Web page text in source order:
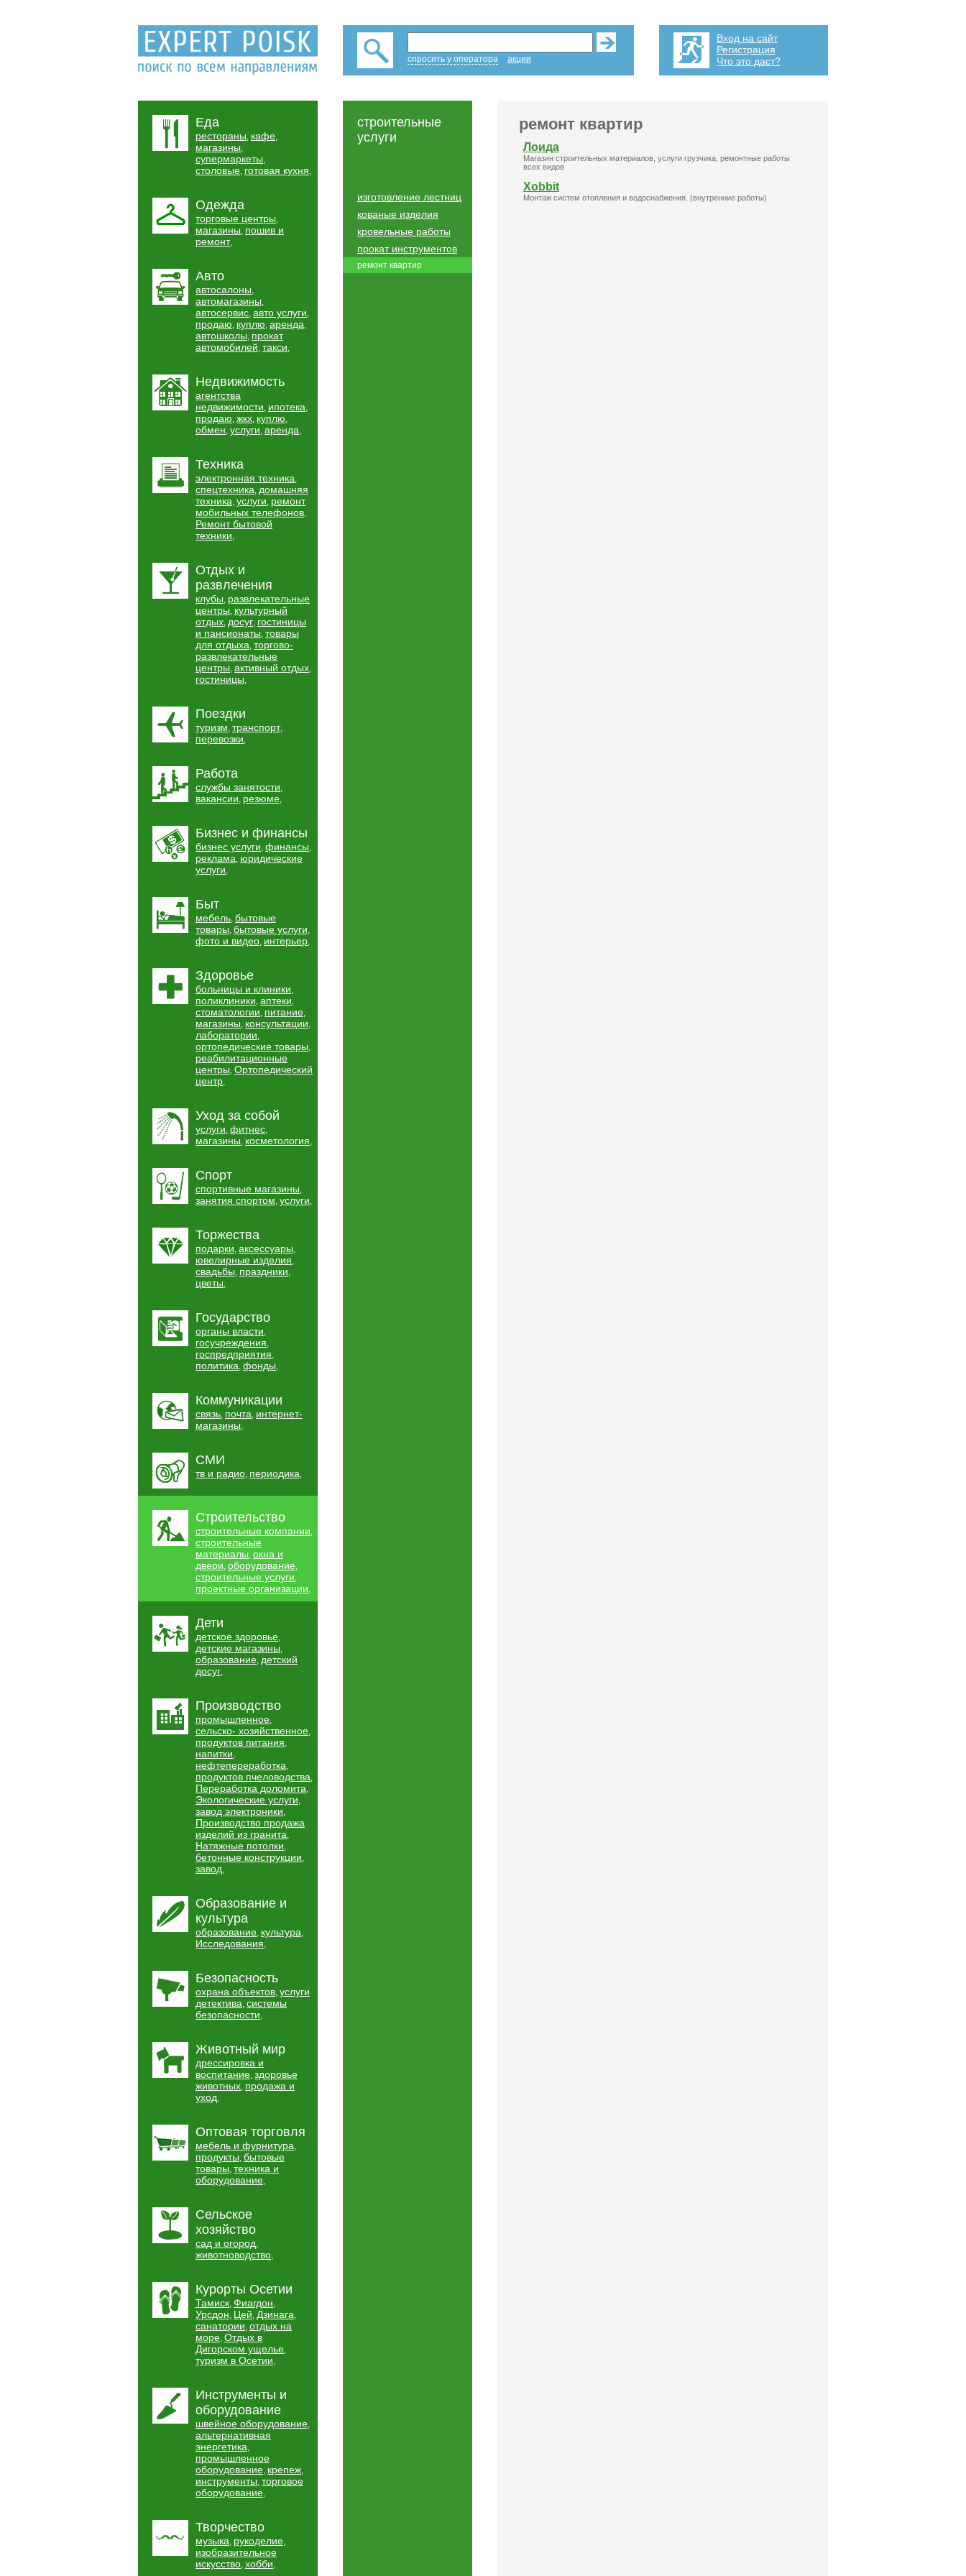
спросить у оператора акции
Вход на сайт
Регистрация
Что это даст?
Еда
рестораны, кафе,
магазины,
супермаркеты,
столовые, готовая кухня,
Одежда
торговые центры,
магазины, пошив и
ремонт,
Авто
автосалоны,
автомагазины,
автосервис, авто услуги,
продаю, куплю, аренда,
автошколы, прокат
автомобилей, такси,
Недвижимость
агентства
недвижимости, ипотека,
продаю, жкх, куплю,
обмен, услуги, аренда,
Техника
электронная техника,
спецтехника, домашняя
техника, услуги, ремонт
мобильных телефонов,
Ремонт бытовой
техники,
Отдых и
развлечения
клубы, развлекательные
центры, культурный
отдых, досуг, гостиницы
и пансионаты, товары
для отдыха, торгово-
развлекательные
центры, активный отдых,
гостиницы,
Поездки
туризм, транспорт,
перевозки,
Работа
службы занятости,
вакансии, резюме,
Бизнес и финансы
бизнес услуги, финансы,
реклама, юридические
услуги,
Быт
мебель, бытовые
товары, бытовые услуги,
фото и видео, интерьер,
Здоровье
больницы и клиники,
поликлиники, аптеки,
стоматологии, питание,
магазины, консультации,
лаборатории,
ортопедические товары,
реабилитационные
центры, Ортопедический
центр,
Уход за собой
услуги, фитнес,
магазины, косметология,
Спорт
спортивные магазины,
занятия спортом, услуги,
Торжества
подарки, аксессуары,
ювелирные изделия,
свадьбы, праздники,
цветы,
Государство
органы власти,
госучреждения,
госпредприятия,
политика, фонды,
Коммуникации
связь, почта, интернет-
магазины,
СМИ
тв и радио, периодика,
Строительство
строительные компании,
строительные
материалы, окна и
двери, оборудование,
строительные услуги,
проектные организации,
Дети
детское здоровье,
детские магазины,
образование, детский
досуг,
Производство
промышленное,
сельско- хозяйственное,
продуктов питания,
напитки,
нефтепереработка,
продуктов пчеловодства,
Переработка доломита,
Экологические услуги,
завод электроники,
Производство продажа
изделий из гранита,
Натяжные потолки,
бетонные конструкции,
завод,
Образование и
культура
образование, культура,
Исследования,
Безопасность
охрана объектов, услуги
детектива, системы
безопасности,
Животный мир
дрессировка и
воспитание, здоровье
животных, продажа и
уход,
Оптовая торговля
мебель и фурнитура,
продукты, бытовые
товары, техника и
оборудование,
Сельское
хозяйство
сад и огород,
животноводство,
Курорты Осетии
Тамиск, Фиагдон,
Урсдон, Цей, Дзинага,
санатории, отдых на
море, Отдых в
Дигорском ущелье,
туризм в Осетии,
Инструменты и
оборудование
швейное оборудование,
альтернативная
энергетика,
промышленное
оборудование, крепеж,
инструменты, торговое
оборудование,
Творчество
музыка, рукоделие,
изобразительное
искусство, хобби,
строительные
услуги
изготовление лестниц
кованые изделия
кровельные работы
прокат инструментов
ремонт квартир
ремонт квартир
Лоида
Магазин строительных материалов, услуги грузчика, ремонтные работы
всех видов
Xobbit
Монтаж систем отопления и водоснабжения. (внутренние работы)